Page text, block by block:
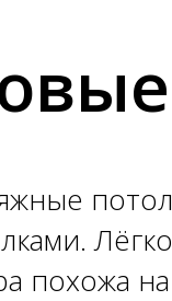
похожа